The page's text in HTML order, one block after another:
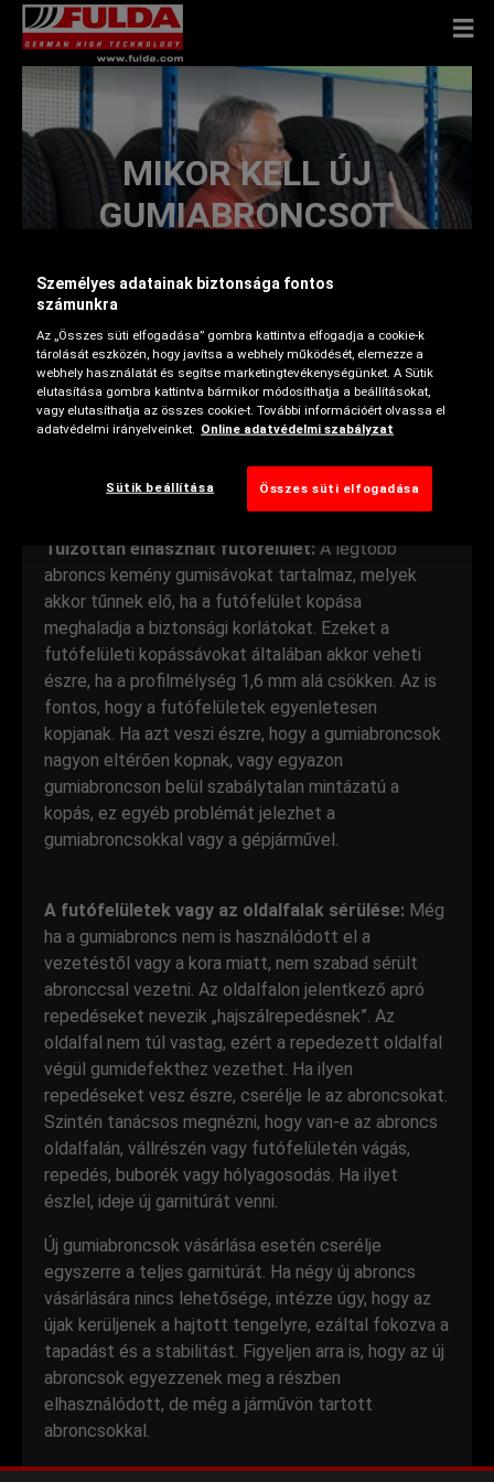
MIKOR KELL ÚJ
GUMIABRONCSOT
Nincs olyan abroncsgarnitúra, amely örökké tartana.
Ha elkopnak, megrongálódnak vagy elöregednek, az
eldönteni, hogy mikor van szükség új garnitúrára.
Túlzottan elhasznált futófelület: A legtöbb
abroncs kemény gumisávokat tartalmaz, melyek
akkor tűnnek elő, ha a futófelület kopása
meghaladja a biztonsági korlátokat. Ezeket a
futófelületi kopássávokat általában akkor veheti
észre, ha a profilmélység 1,6 mm alá csökken. Az is
fontos, hogy a futófelületek egyenletesen
kopjanak. Ha azt veszi észre, hogy a gumiabroncsok
nagyon eltérően kopnak, vagy egyazon
gumiabroncson belül szabálytalan mintázatú a
kopás, ez egyéb problémát jelezhet a
gumiabroncsokkal vagy a gépjárművel.
A futófelületek vagy az oldalfalak sérülése: Még
ha a gumiabroncs nem is használódott el a
vezetéstől vagy a kora miatt, nem szabad sérült
abronccsal vezetni. Az oldalfalon jelentkező apró
repedéseket nevezik „hajszálrepedésnek”. Az
oldalfal nem túl vastag, ezért a repedezett oldalfal
végül gumidefekthez vezethet. Ha ilyen
repedéseket vesz észre, cserélje le az abroncsokat.
Szintén tanácsos megnézni, hogy van-e az abroncs
oldalfalán, vállrészén vagy futófelületén vágás,
repedés, buborék vagy hólyagosodás. Ha ilyet
észlel, ideje új garnitúrát venni.
Új gumiabroncsok vásárlása esetén cserélje
egyszerre a teljes garnitúrát. Ha négy új abroncs
vásárlására nincs lehetősége, intézze úgy, hogy az
újak kerüljenek a hajtott tengelyre, ezáltal fokozva a
tapadást és a stabilitást. Figyeljen arra is, hogy az új
abroncsok egyezzenek meg a részben
elhasználódott, de még a járművön tartott
abroncsokkal.
Személyes adatainak biztonsága fontos
számunkra
Az „Összes süti elfogadása” gombra kattintva elfogadja a cookie-k
tárolását eszközén, hogy javítsa a webhely működését, elemezze a
webhely használatát és segítse marketingtevékenységünket. A Sütik
elutasítása gombra kattintva bármikor módosíthatja a beállításokat,
vagy elutasíthatja az összes cookie-t. További információért olvassa el
adatvédelmi irányelveinket.
Online adatvédelmi szabályzat
Sütik beállítása Összes süti elfogadása